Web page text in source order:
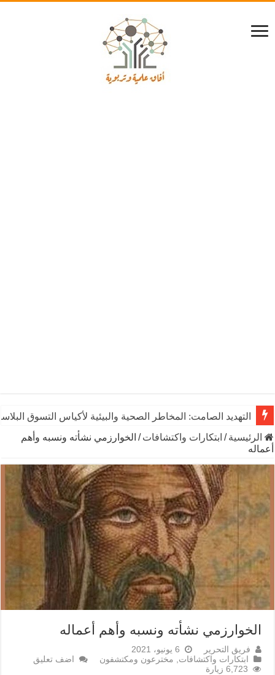
التهديد الصامت: المخاطر الصحية والبيئية لأكياس التسوق
الرئيسية / ابتكارات واكتشافات / الخوارزمي نشأته ونسبه وأهم
أعماله
الخوارزمي نشأته ونسبه وأهم أعماله
فريق التحرير
6 يونيو، 2021
ابتكارات واكتشافات, مخترعون ومكتشفون
اضف تعليق
6,723 زيارة